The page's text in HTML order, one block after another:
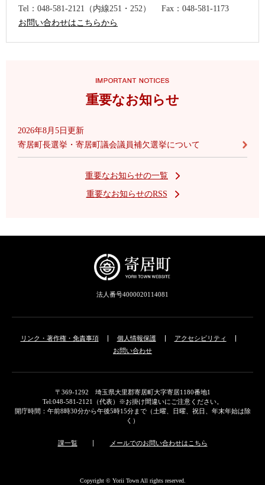
Tel：048-581-2121（内線251・252）
Fax：048-581-1173
お問い合わせはこちらから
重要なお知らせ
2026年8月5日更新
寄居町長選挙・寄居町議会議員補欠選挙について
重要なお知らせの一覧
重要なお知らせのRSS
法人番号4000020114081
リンク・著作権・免責事項 個人情報保護
アクセシビリティ
お問い合わせ
〒369-1292 埼玉県大里郡寄居町大字寄居1180番地1
Tel:048-581-2121（代表）※お掛け間違いにご注意ください。
開庁時間：午前8時30分から午後5時15分まで（土曜、日曜、祝日、年末年始は除
く）
課一覧 メールでのお問い合わせはこちら
Copyright © Yorii Town All rights reserved.